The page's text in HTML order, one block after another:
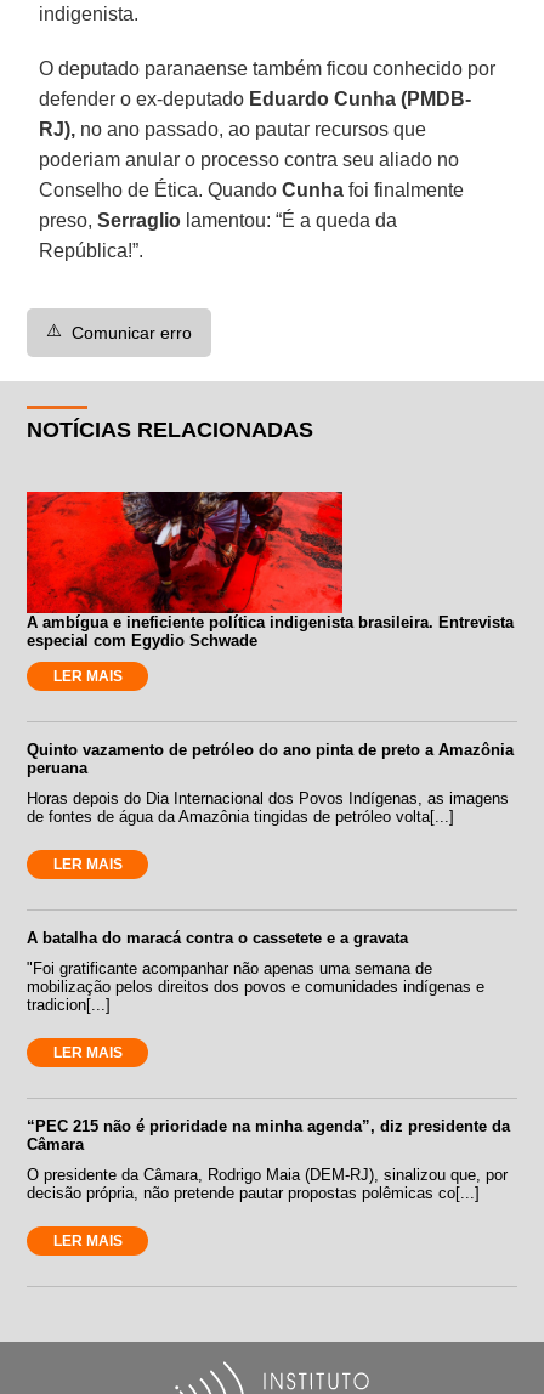
indigenista.
O deputado paranaense também ficou conhecido por
defender o ex-deputado Eduardo Cunha (PMDB-
RJ), no ano passado, ao pautar recursos que
poderiam anular o processo contra seu aliado no
Conselho de Ética. QuandoCunha foi finalmente
preso,Serraglio lamentou: “É a queda da
República!”.
⚠️ Comunicar erro
NOTÍCIAS RELACIONADAS
A ambígua e ineficiente política indigenista brasileira. Entrevista
especial com Egydio Schwade
LER MAIS
Quinto vazamento de petróleo do ano pinta de preto a Amazônia
peruana
Horas depois do Dia Internacional dos Povos Indígenas, as imagens
de fontes de água da Amazônia tingidas de petróleo volta[...]
LER MAIS
A batalha do maracá contra o cassetete e a gravata
"Foi gratificante acompanhar não apenas uma semana de
mobilização pelos direitos dos povos e comunidades indígenas e
tradicion[...]
LER MAIS
“PEC 215 não é prioridade na minha agenda”, diz presidente da
Câmara
O presidente da Câmara, Rodrigo Maia (DEM-RJ), sinalizou que, por
decisão própria, não pretende pautar propostas polêmicas co[...]
LER MAIS